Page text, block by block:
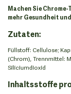
Machen Sie
mehr Gesundheit
Zutaten:
Füllstoff: Cellulose;
(Chrom), Trennmittel:
Siliciumdioxid
Inhaltsstoffe pro